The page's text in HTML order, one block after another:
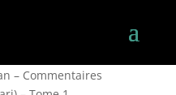
– Commentaires